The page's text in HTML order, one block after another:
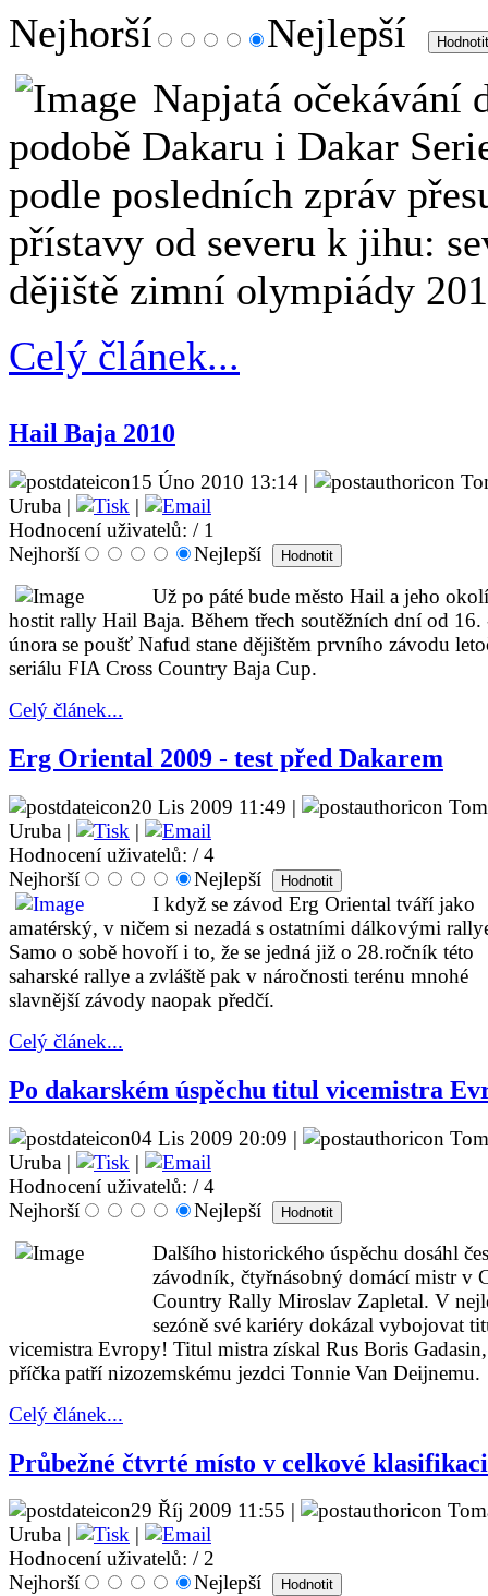
Nejhorší
Nejlepší
Napjatá očekávání
podobě Dakaru i Dakar
podle posledních zpráv
přístavy od severu k jihu:
dějiště zimní olympiády
Celý článek...
Hail Baja 2010
15 Úno 2010 13:14 |
Uruba |
|
Hodnocení uživatelů: / 1
Nejhorší
Nejlepší
Už po páté bude město Hail a jeho okolí
hostit rally Hail Baja. Během třech soutěžních dní od 16.
února se poušť Nafud stane dějištěm prvního závodu
seriálu FIA Cross Country Baja Cup.
Celý článek...
Erg Oriental 2009 - test před Dakarem
20 Lis 2009 11:49 |
Uruba |
|
Hodnocení uživatelů: / 4
Nejhorší
Nejlepší
I když se závod Erg Oriental tváří jako
amatérský, v ničem si nezadá s ostatními dálkovými
Samo o sobě hovoří i to, že se jedná již o 28.ročník této
saharské rallye a zvláště pak v náročnosti terénu mnohé
slavnější závody naopak předčí.
Celý článek...
Po dakarském úspěchu titul vicemistra
04 Lis 2009 20:09 |
Uruba |
|
Hodnocení uživatelů: / 4
Nejhorší
Nejlepší
Dalšího historického úspěchu dosáhl
závodník, čtyřnásobný domácí mistr v
Country Rally Miroslav Zapletal. V
sezóně své kariéry dokázal vybojovat
vicemistra Evropy! Titul mistra získal Rus Boris
příčka patří nizozemskému jezdci Tonnie Van Deijnemu.
Celý článek...
Průbežné čtvrté místo v celkové klasifikaci
29 Říj 2009 11:55 |
Uruba |
|
Hodnocení uživatelů: / 2
Nejhorší
Nejlepší